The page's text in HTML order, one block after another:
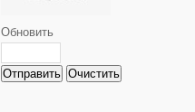
Обновить
Отправить Очистить